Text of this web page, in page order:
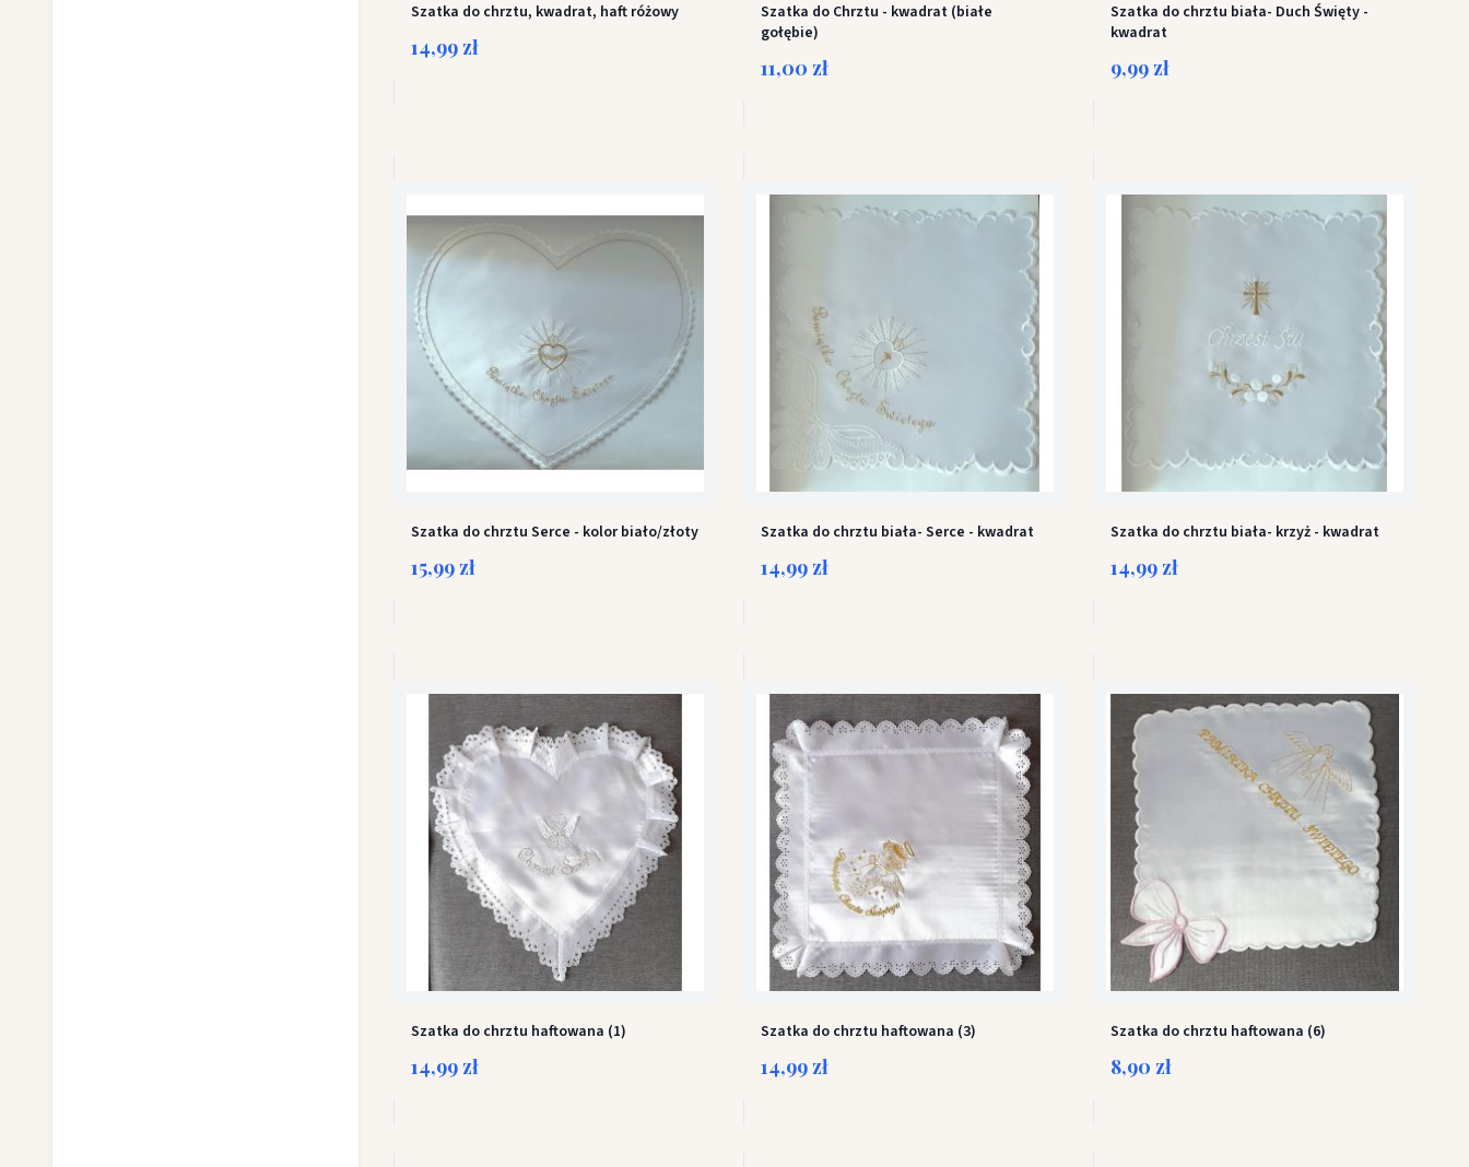
Szatka do chrztu, kwadrat, haft różowy
14,99 zł
Szatka do Chrztu - kwadrat (białe
gołębie)
11,00 zł
Szatka do chrztu biała- Duch Święty -
kwadrat
9,99 zł
Szatka do chrztu Serce - kolor biało/złoty
15,99 zł
Szatka do chrztu biała- Serce - kwadrat
14,99 zł
Szatka do chrztu biała- krzyż - kwadrat
14,99 zł
Szatka do chrztu haftowana (1)
14,99 zł
Szatka do chrztu haftowana (3)
14,99 zł
Szatka do chrztu haftowana (6)
8,90 zł